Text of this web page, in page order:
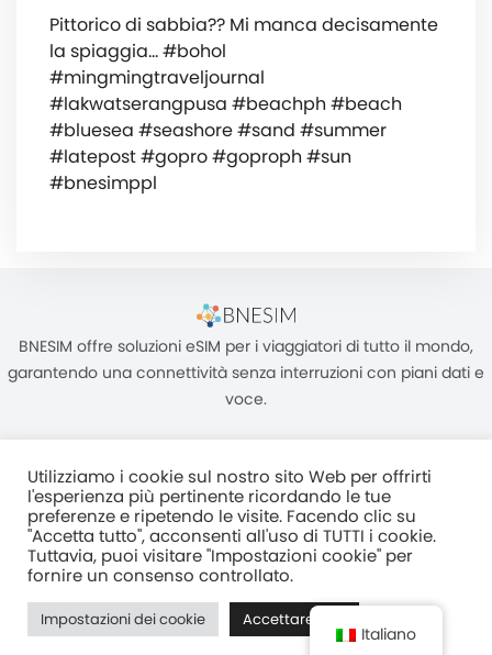
Pittorico di sabbia?? Mi manca decisamente
la spiaggia… #bohol
#mingmingtraveljournal
#lakwatserangpusa #beachph #beach
#bluesea #seashore #sand #summer
#latepost #gopro #goproph #sun
#bnesimppl
BNESIM offre soluzioni eSIM per i viaggiatori di tutto il mondo,
garantendo una connettività senza interruzioni con piani dati e
voce.
Unità C, 8/F, King Palace Plaza, NO:55 King Yip Street, Kwun Tong,
Kowloon, HONG KONG
2017–2025 BNESIM LIMITED Tutti i diritti riservati
Normativa Sulla Privacy Termini e condizioni Fair Use Policy
Utilizziamo i cookie sul nostro sito Web per offrirti
l'esperienza più pertinente ricordando le tue
preferenze e ripetendo le visite. Facendo clic su
"Accetta tutto", acconsenti all'uso di TUTTI i cookie.
Tuttavia, puoi visitare "Impostazioni cookie" per
fornire un consenso controllato.
Impostazioni dei cookie Accettare tutti
Italiano